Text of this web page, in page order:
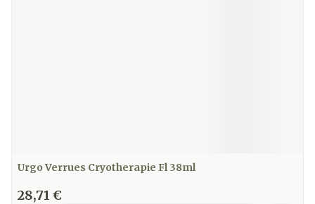
Urgo Verrues Cryotherapie Fl 38ml
28,71 €